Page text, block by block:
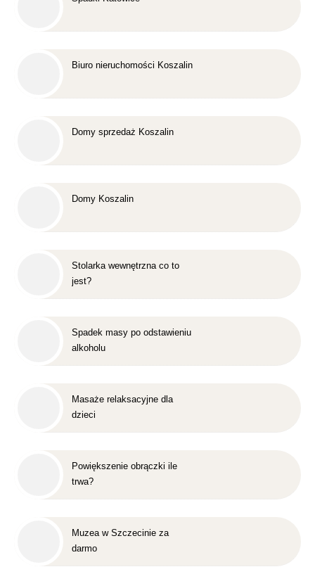
Biuro nieruchomości Koszalin
Domy sprzedaż Koszalin
Domy Koszalin
Stolarka wewnętrzna co to
jest?
Spadek masy po odstawieniu
alkoholu
Masaże relaksacyjne dla
dzieci
Powiększenie obrączki ile
trwa?
Muzea w Szczecinie za
darmo